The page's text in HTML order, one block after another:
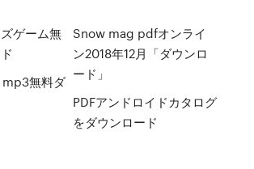
ゲーム無
無料ダ
Snow mag pdfオンライ
ン2018年12月「ダウンロ
ード」
PDFアンドロイドカタログ
をダウンロード